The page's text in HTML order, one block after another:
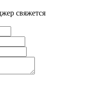
свяжется